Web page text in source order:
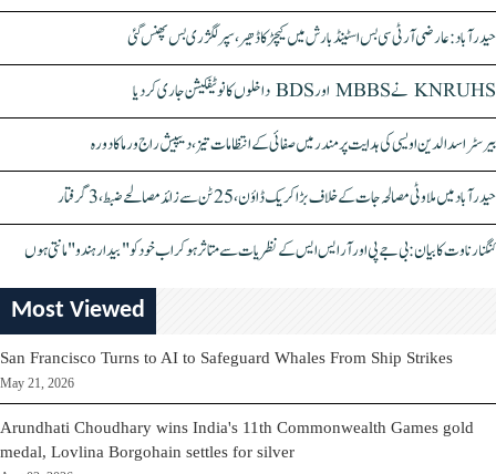
حیدرآباد: عارضی آر ٹی سی بس اسٹینڈ بارش میں کیچڑ کا ڈھیر، سپر لگژری بس پھنس گئی
KNRUHS نے MBBS اور BDS داخلوں کا نوٹیفکیشن جاری کر دیا
بیرسٹر اسدالدین اویسی کی ہدایت پر مندر میں صفائی کے انتظامات تیز، دیپیش راج ورما کا دورہ
حیدرآباد میں ملاوٹی مصالحہ جات کے خلاف بڑا کریک ڈاؤن، 25 ٹن سے زائد مصالحے ضبط، 3 گرفتار
کنگنا رناوت کا بیان: بی جے پی اور آر ایس ایس کے نظریات سے متاثر ہو کر اب خود کو "بیدار ہندو" مانتی ہوں
Most Viewed
San Francisco Turns to AI to Safeguard Whales From Ship Strikes
May 21, 2026
Arundhati Choudhary wins India's 11th Commonwealth Games gold
medal, Lovlina Borgohain settles for silver